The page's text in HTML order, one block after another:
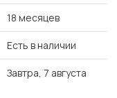
18 месяцев
Есть в наличии
Завтра, 7 августа